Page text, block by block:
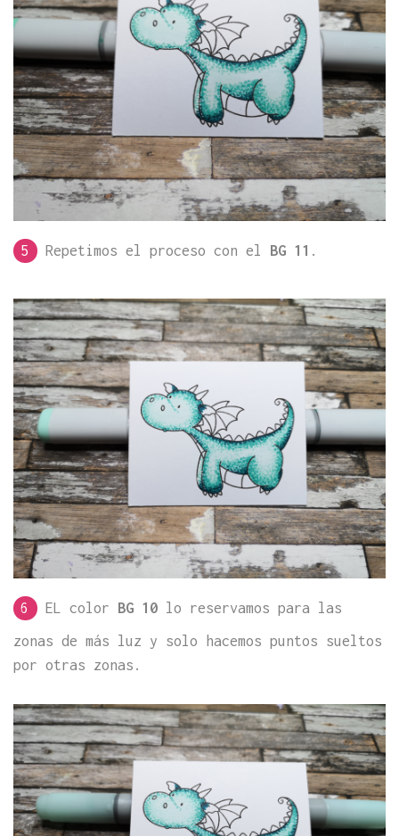
5 Repetimos el proceso con el BG 11 .
6 EL color BG 10 lo reservamos para las
zonas de más luz y solo hacemos puntos sueltos
por otras zonas.